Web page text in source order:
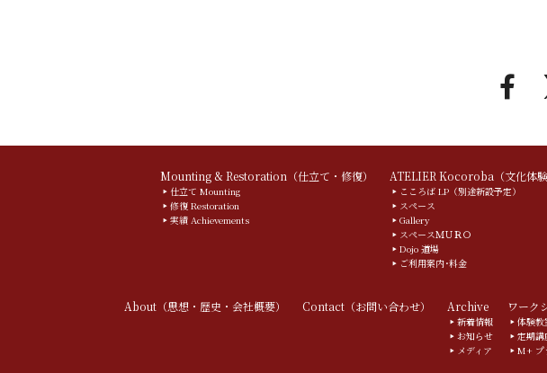
Mounting & Restoration（仕立て・修復）
仕立て Mounting
修復 Restoration
実績 Achievements
ATELIER Kocoroba（文化体験
こころば LP（別途新設予定）
スペース
Gallery
スペースＭＵＲＯ
Dojo 道場
ご利用案内･料金
About（思想・歴史・会社概要） Contact（お問い合わせ） Archive
新着情報
お知らせ
メディア
ワーク
体験教
定期講
M+ プ